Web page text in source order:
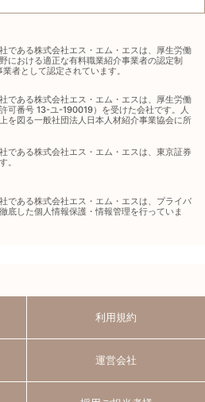
である株式会社エス・エム・エスは、厚生労働
における適正な有料職業紹介事業者の認定制
者として認定されています。
である株式会社エス・エム・エスは、厚生労働
可番号 13-ユ-190019）を受けた会社です。人
を図る一般社団法人日本人材紹介事業協会に所
である株式会社エス・エム・エスは、東京証券
。
である株式会社エス・エム・エスは、プライバ
底した個人情報保護・情報管理を行っていま
利用規約
運営会社